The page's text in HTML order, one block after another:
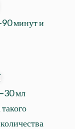
минут и
мл
такого